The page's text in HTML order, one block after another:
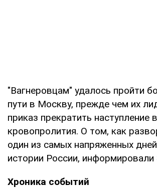
"Вагнеровцам" удалось пройти
пути в Москву, прежде чем их
приказ прекратить наступление
кровопролития. О том, как
один из самых напряженных
истории России, информировали
Хроника событий